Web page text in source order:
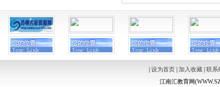
设为首页| 加入收藏| 联系
江南汇教育网